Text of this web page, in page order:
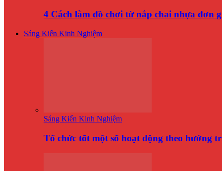
4 Cách làm đồ chơi từ nắp chai nhựa đơn
Sáng Kiến Kinh Nghiệm
Sáng Kiến Kinh Nghiệm
Tổ chức tốt một số hoạt động theo hướng